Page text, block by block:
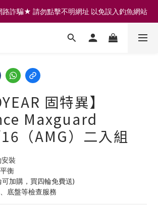
購物金 | 全館滿999免運 | 可門市取貨/安裝
詐騙★ 請勿點擊不明網址 以免誤入釣魚網站
購物金 | 全館滿999免運 | 可門市取貨/安裝
固特異】
Maxguard
（AMG）二入組
裝
衡
加購，買四輪免費送)
底盤等檢查服務